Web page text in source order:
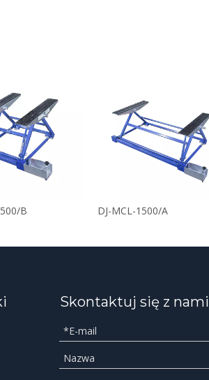
B DJ-MCL-1500/A
Skontaktuj się z nami